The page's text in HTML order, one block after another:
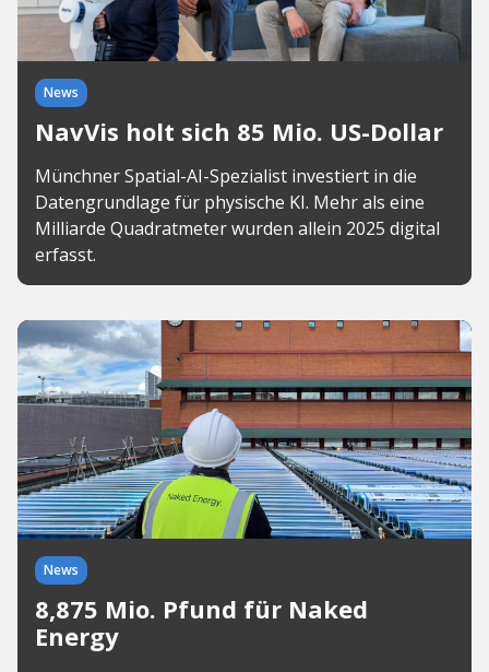
News
NavVis holt sich 85 Mio. US-Dollar
Münchner Spatial-AI-Spezialist investiert in die
Datengrundlage für physische KI. Mehr als eine
Milliarde Quadratmeter wurden allein 2025 digital
erfasst.
News
8,875 Mio. Pfund für Naked
Energy